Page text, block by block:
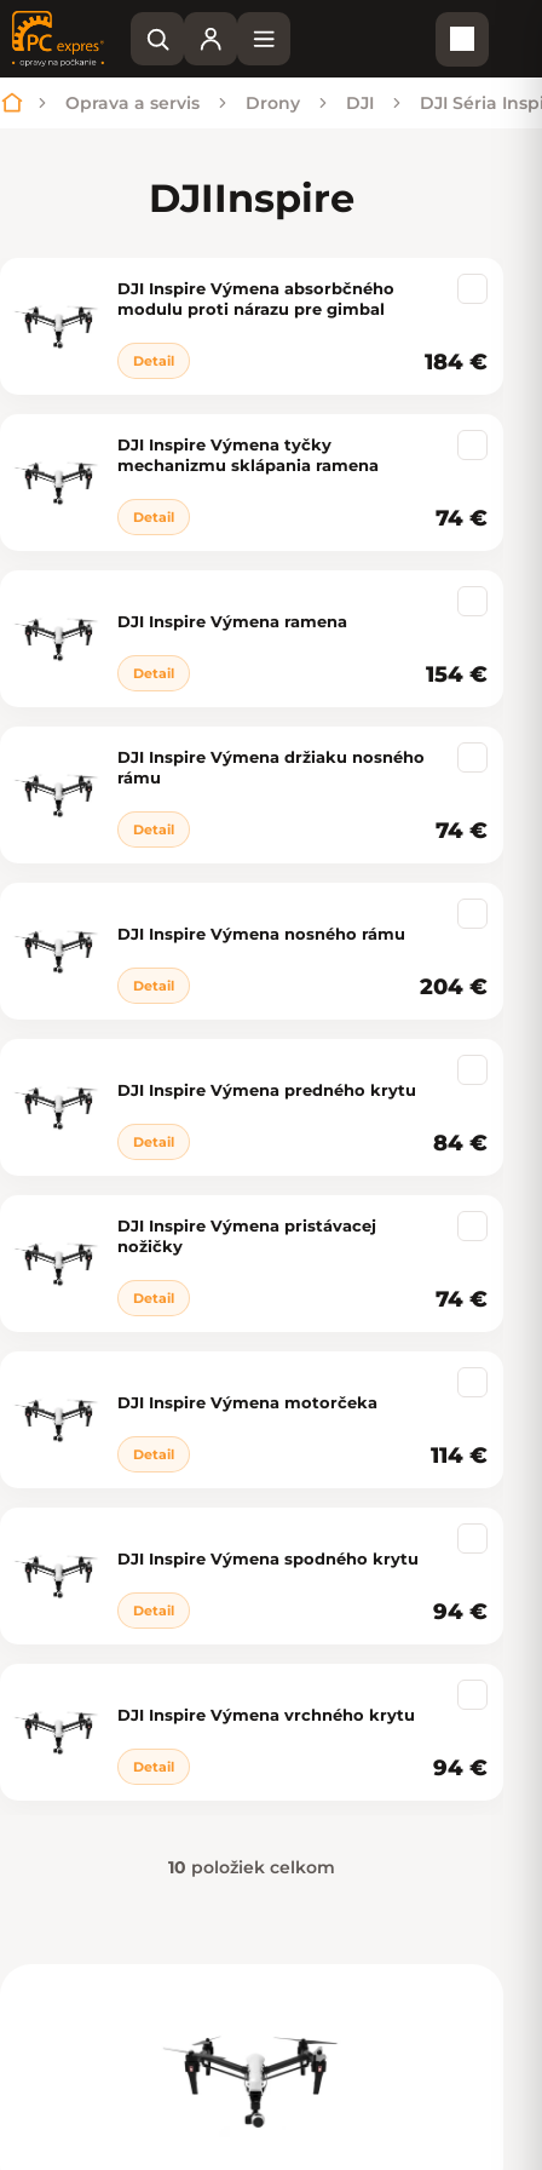
Domov
Oprava a servis Drony DJI DJI Séria
DJIInspire
Výpis produktov
DJI Inspire Výmena absorbčného
modulu proti nárazu pre gimbal
Detail 184 €
DJI Inspire Výmena tyčky
mechanizmu sklápania ramena
Detail 74 €
DJI Inspire Výmena ramena
Detail 154 €
DJI Inspire Výmena držiaku nosného
rámu
Detail 74 €
DJI Inspire Výmena nosného rámu
Detail 204 €
DJI Inspire Výmena predného krytu
Detail 84 €
DJI Inspire Výmena pristávacej
nožičky
Detail 74 €
DJI Inspire Výmena motorčeka
Detail 114 €
DJI Inspire Výmena spodného krytu
Detail 94 €
DJI Inspire Výmena vrchného krytu
Detail 94 €
10 položiek celkom